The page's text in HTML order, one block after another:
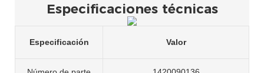
Especificaciones técnicas
Especificación Valor